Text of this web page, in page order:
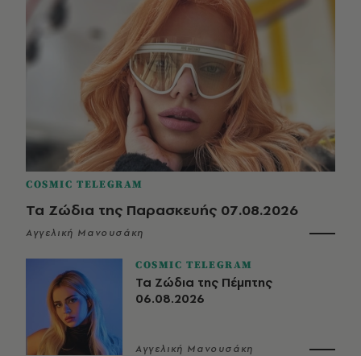
COSMIC TELEGRAM
Τα Ζώδια της Παρασκευής 07.08.2026
Αγγελική Μανουσάκη
COSMIC TELEGRAM
Τα Ζώδια της Πέμπτης
06.08.2026
Αγγελική Μανουσάκη